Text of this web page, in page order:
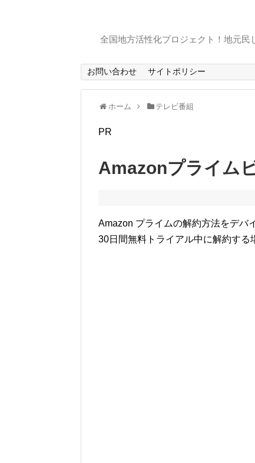
全国地方活性化プロジェクト！地元民
お問い合わせ サイトポリシー
ホーム テレビ番組
PR
Amazonプライム
Amazon プライムの解約方法をデバ
30日間無料トライアル中に解約する